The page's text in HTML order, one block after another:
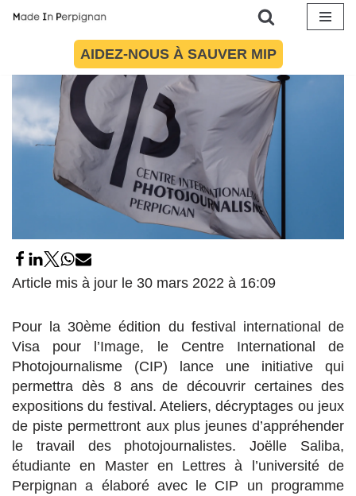
contenu
AIDEZ-NOUS À SAUVER MIP
Article mis à jour le 30 mars 2022 à 16:09
Pour la 30ème édition du festival international de
Visa pour l’Image, le Centre International de
Photojournalisme (CIP) lance une initiative qui
permettra dès 8 ans de découvrir certaines des
expositions du festival. Ateliers, décryptages ou jeux
de piste permettront aux plus jeunes d’appréhender
le travail des photojournalistes. Joëlle Saliba,
étudiante en Master en Lettres à l’université de
Perpignan a élaboré avec le CIP un programme